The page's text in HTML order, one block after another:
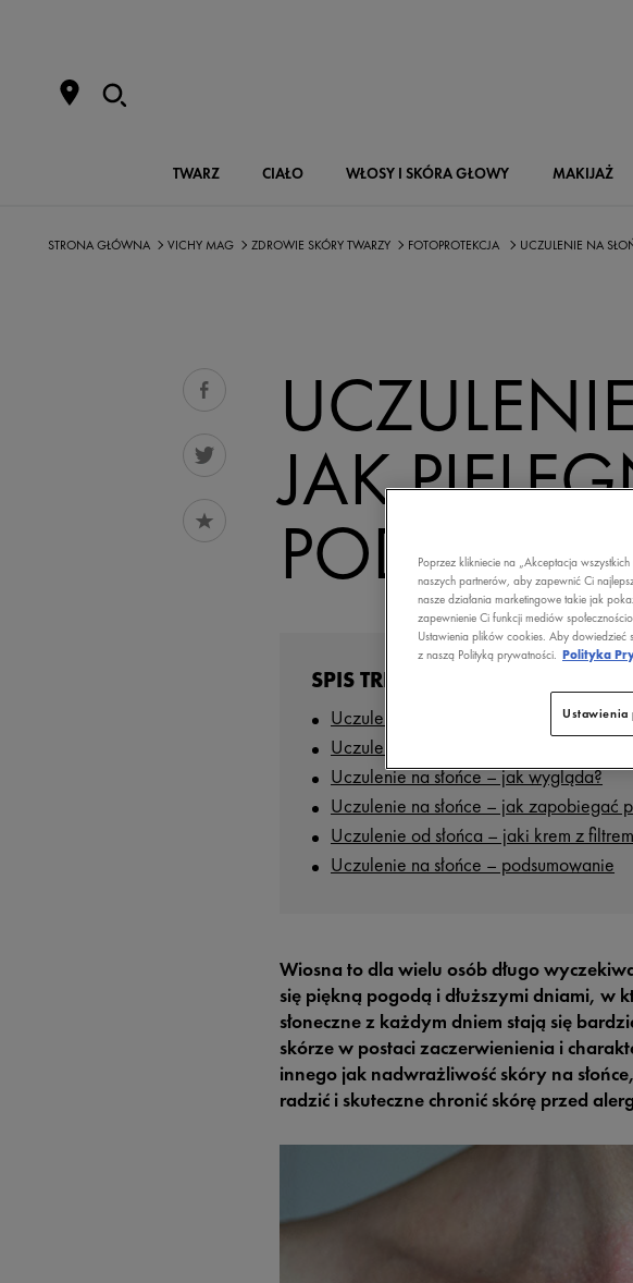
TWARZ CIAŁO WŁOSY I SKÓRA GŁOWY MAKIJAŻ
STRONA GŁÓWNA VICHY MAG ZDROWIE SKÓRY TWARZY FOTOPROTEKCJA UCZULENIE NA
JAK
SPIS TREŚCI
Uczulenie od słońca – czy to możliwe?
Uczulenie na słońce – przyczyny
Uczulenie na słońce – jak wygląda?
Uczulenie na słońce – jak zapobiegać
Uczulenie od słońca – jaki krem z
Uczulenie na słońce – podsumowanie
Wiosna to dla wielu osób długo
się piękną pogodą i dłuższymi dniami, w
słoneczne z każdym dniem stają się
skórze w postaci zaczerwienienia i
innego jak nadwrażliwość skóry na
radzić i skuteczne chronić skórę przed
Poprzez klikniecie na „Akceptacja
naszych partnerów, aby zapewnić Ci
nasze działania marketingowe takie jak
zapewnienie Ci funkcji mediów
Ustawienia plików cookies. Aby dowiedzieć
z naszą Polityką prywatności. Polityka
Ustawienia